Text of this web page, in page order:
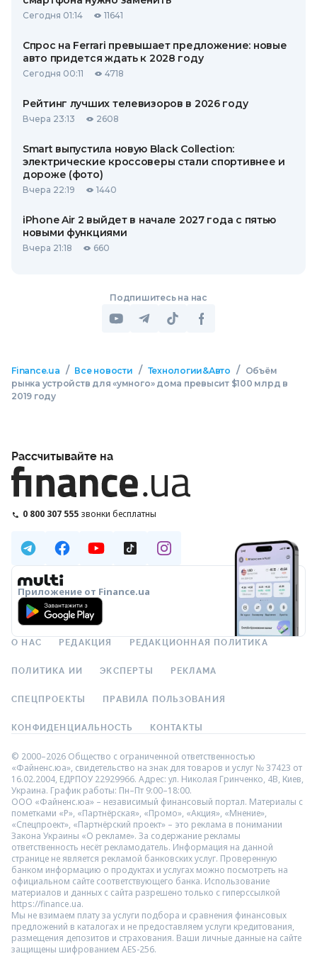
Сегодня 01:14 11641
Спрос на Ferrari превышает предложение: новые
авто придется ждать к 2028 году
Сегодня 00:11 4718
Рейтинг лучших телевизоров в 2026 году
Вчера 23:13 2608
Smart выпустила новую Black Collection:
электрические кроссоверы стали спортивнее и
дороже (фото)
Вчера 22:19 1440
iPhone Air 2 выйдет в начале 2027 года с пятью
новыми функциями
Вчера 21:18 660
Подпишитесь на нас
Finance.ua / Все новости / Технологии&Авто /
Объём
рынка устройств для «умного» дома превысит $100 млрд в
2019 году
Рассчитывайте на
0 800 307 555 звонки бесплатны
Приложение от Finance.ua
О НАС РЕДАКЦИЯ РЕДАКЦИОННАЯ ПОЛИТИКА
ПОЛИТИКА ИИ ЭКСПЕРТЫ РЕКЛАМА
СПЕЦПРОЕКТЫ ПРАВИЛА ПОЛЬЗОВАНИЯ
КОНФИДЕНЦИАЛЬНОСТЬ КОНТАКТЫ
© 2000–2026 Общество с ограниченной ответственностью
«Файненс.юа», свидетельство на знак для товаров и услуг № 37423 от
16.02.2004, ЕДРПОУ 22929966. Адрес: ул. Николая Гринченко, 4В, Киев,
Украина. График работы: Пн–Пт 9:00–18:00.
ООО «Файненс.юа» – независимый финансовый портал. Материалы с
пометками «Р», «Партнёрская», «Промо», «Акция», «Мнение»,
«Спецпроект», «Партнёрский проект» – это реклама в понимании
Закона Украины «О рекламе». За содержание рекламы
ответственность несёт рекламодатель. Информация на данной
странице не является рекламой банковских услуг. Проверенную
банком информацию о продуктах и услугах можно посмотреть на
официальном сайте соответствующего банка. Использование
материалов и данных с сайта разрешено только с гиперссылкой
https://finance.ua.
Мы не взимаем плату за услуги подбора и сравнения финансовых
предложений в каталогах и не предоставляем услуги кредитования,
размещения депозитов и страхования. Ваши личные данные на сайте
защищены шифрованием AES-256.